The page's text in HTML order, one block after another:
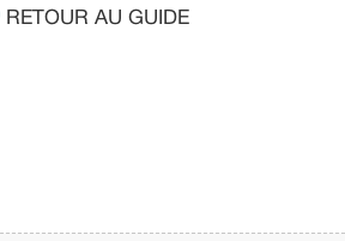
RETOUR AU GUIDE